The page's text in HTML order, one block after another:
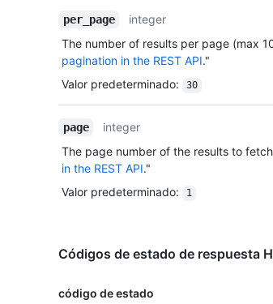
per_page
integer
The number of results per page (max
pagination in the REST API."
Valor predeterminado: 30
page
integer
The page number of the results to
in the REST API."
Valor predeterminado: 1
Códigos de estado de respuesta
código de estado